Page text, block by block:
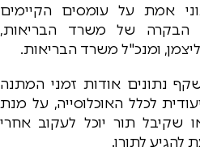
אמת על עומסים הקיימים
הבקרה של משרד הבריאות,
ומנכ"ל משרד הבריאות.
נתונים אודות זמני המתנה
לכלל האוכלוסייה, על מנת
שקיבל תור יוכל לעקוב אחרי
להגיע לתורו.